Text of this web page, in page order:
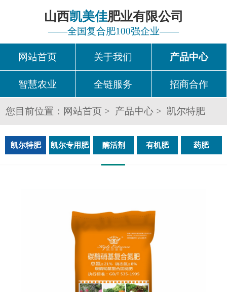
山西凯美佳肥业有限公司
——全国复合肥100强企业——
网站首页 关于我们 产品中心
智慧农业 全链服务 招商合作
您目前位置： 网站首页 产品中心 凯尔特肥
凯尔特肥 凯尔专用肥 酶活剂 有机肥 药肥